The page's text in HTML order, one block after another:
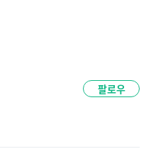
팔로우